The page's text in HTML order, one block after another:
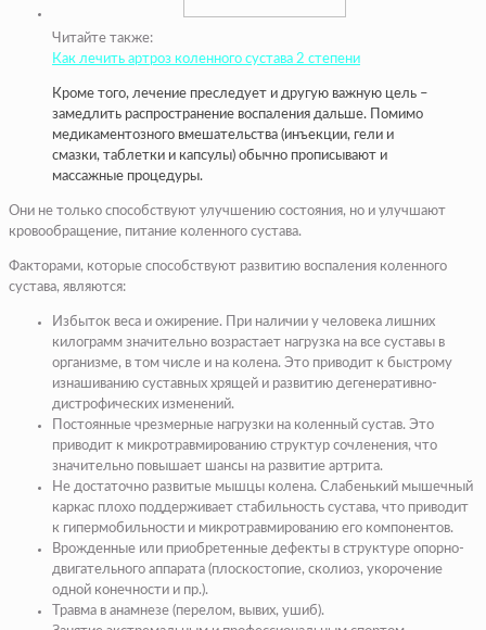
Читайте также:
Как лечить артроз коленного сустава 2 степени
Кроме того, лечение преследует и другую важную цель –
замедлить распространение воспаления дальше. Помимо
медикаментозного вмешательства (инъекции, гели и
смазки, таблетки и капсулы) обычно прописывают и
массажные процедуры.
Они не только способствуют улучшению состояния, но и улучшают
кровообращение, питание коленного сустава.
Факторами, которые способствуют развитию воспаления коленного
сустава, являются:
Избыток веса и ожирение. При наличии у человека лишних
килограмм значительно возрастает нагрузка на все суставы в
организме, в том числе и на колена. Это приводит к быстрому
изнашиванию суставных хрящей и развитию дегенеративно-
дистрофических изменений.
Постоянные чрезмерные нагрузки на коленный сустав. Это
приводит к микротравмированию структур сочленения, что
значительно повышает шансы на развитие артрита.
Не достаточно развитые мышцы колена. Слабенький мышечный
каркас плохо поддерживает стабильность сустава, что приводит
к гипермобильности и микротравмированию его компонентов.
Врожденные или приобретенные дефекты в структуре опорно-
двигательного аппарата (плоскостопие, сколиоз, укорочение
одной конечности и пр.).
Травма в анамнезе (перелом, вывих, ушиб).